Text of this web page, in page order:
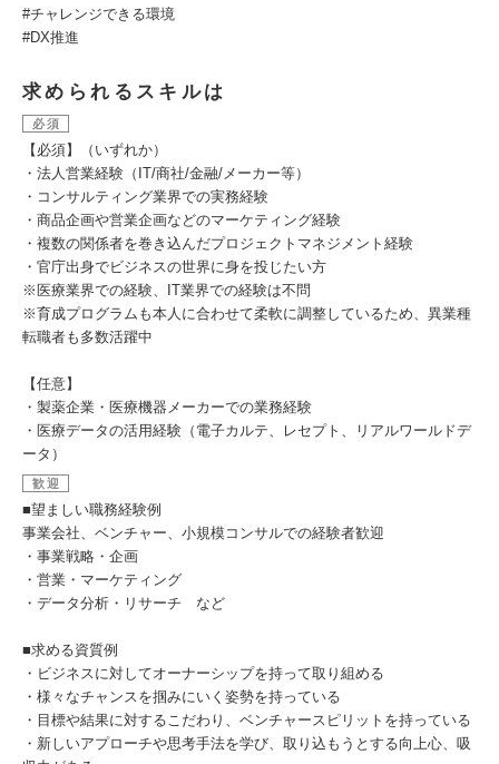
#チャレンジできる環境
#DX推進
求められるスキルは
必須
【必須】（いずれか）
・法人営業経験（IT/商社/金融/メーカー等）
・コンサルティング業界での実務経験
・商品企画や営業企画などのマーケティング経験
・複数の関係者を巻き込んだプロジェクトマネジメント経験
・官庁出身でビジネスの世界に身を投じたい方
※医療業界での経験、IT業界での経験は不問
※育成プログラムも本人に合わせて柔軟に調整しているため、異業種
転職者も多数活躍中
【任意】
・製薬企業・医療機器メーカーでの業務経験
・医療データの活用経験（電子カルテ、レセプト、リアルワールドデ
ータ）
歓迎
■望ましい職務経験例
事業会社、ベンチャー、小規模コンサルでの経験者歓迎
・事業戦略・企画
・営業・マーケティング
・データ分析・リサーチ など
■求める資質例
・ビジネスに対してオーナーシップを持って取り組める
・様々なチャンスを掴みにいく姿勢を持っている
・目標や結果に対するこだわり、ベンチャースピリットを持っている
・新しいアプローチや思考手法を学び、取り込もうとする向上心、吸